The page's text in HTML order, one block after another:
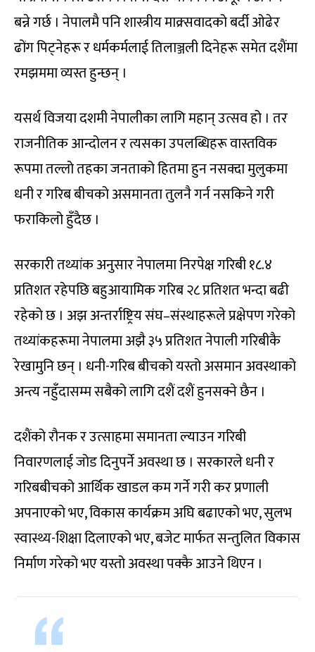
बन्ने गर्छ । नेपालमै पनि शास्त्रीय माक्र्सवादको बर्दी ओढेर
ढोंग पिट्नेहरू र धर्मकर्मलाई तिलाञ्जली दिनेहरू समेत दशैंमा
रमझममा व्यस्त हुन्छन् ।
यसर्थ विजया दशमी नेपालीका लागि महान् उत्सव हो । तर
राजनीतिक आन्दोलन र त्यसका उपलब्धिहरू वास्तविक
रूपमा तल्लो तहका जनताको हितमा हुन नसक्दा मुलुकमा
धनी र गरिब बीचको असमानता तुलनै गर्न नसकिने गरी
फराकिलो हुँदैछ ।
सरकारी तथ्यांक अनुसार नेपालमा निरपेक्ष गरिबी १८.४
प्रतिशत रहेपछि बहुआयामिक गरिब २८ प्रतिशत भन्दा बढी
रहेको छ । अझ अन्तर्राष्ट्रिय संघ–संस्थाहरूले प्रक्षेपण गरेको
तथ्यांकहरूमा नेपालमा अझै ३५ प्रतिशत नेपाली गरिबीकै
रेखामुनि छन् । धनी-गरिब बीचको यस्तो असमान अवस्थाको
अन्त्य नहुँदासम्म सबैको लागि दशैं दशैं हुनसक्ने छैन ।
दशैंको रौनक र उत्साहमा समानता ल्याउन गरिबी
निवारणलाई जोड दिनुपर्ने अवस्था छ । सरकारले धनी र
गरिबबीचको आर्थिक खाडल कम गर्ने गरी कर प्रणाली
अपनाएको भए, विकास कार्यक्रम अघि बढाएको भए, सुलभ
स्वास्थ्य-शिक्षा दिलाएको भए, बजेट मार्फत सन्तुलित विकास
निर्माण गरेको भए यस्तो अवस्था पक्कै आउने थिएन ।